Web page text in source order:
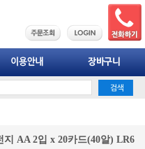
AA 2입 x 20카드(40알) LR6